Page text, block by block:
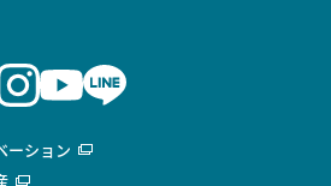
ーション